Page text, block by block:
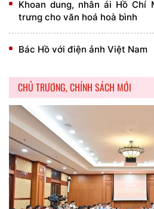
Khoan dung, nhân ái Hồ
trưng cho văn hoá hoà bình
Bác Hồ với điện ảnh Việt Nam
CHỦ TRƯƠNG, CHÍNH SÁCH MỚI